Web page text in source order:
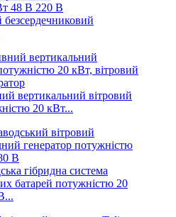
48 В 220 В
вертикальний вітровий
20 кВт...
гібридна система
батарей потужністю 20